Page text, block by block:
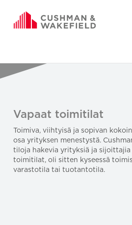
Vapaat toimitilat
Toimiva, viihtyisä ja sopivan
osa yrityksen menestystä.
tiloja hakevia yrityksiä ja sijoittajia
toimitilat, oli sitten kyseessä
varastotila tai tuotantotila.